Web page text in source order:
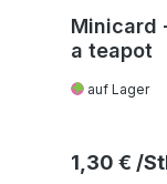
Minicard
a teapot
auf Lager
Regulärer
1,30 €